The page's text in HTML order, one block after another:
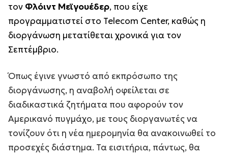
τον Φλόιντ Μεϊγουέδερ, που είχε
προγραμματιστεί στο Telecom Center, καθώς η
διοργάνωση μετατίθεται χρονικά για τον
Σεπτέμβριο.
Όπως έγινε γνωστό από εκπρόσωπο της
διοργάνωσης, η αναβολή οφείλεται σε
διαδικαστικά ζητήματα που αφορούν τον
Αμερικανό πυγμάχο, με τους διοργανωτές να
τονίζουν ότι η νέα ημερομηνία θα ανακοινωθεί το
προσεχές διάστημα. Τα εισιτήρια, πάντως, θα